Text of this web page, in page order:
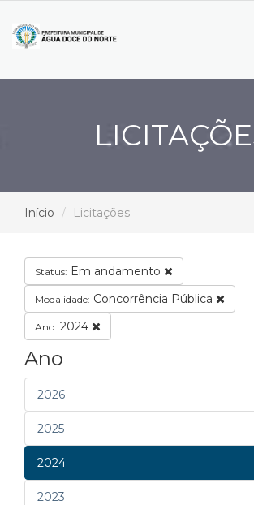
Início Licitações
Status: Em andamento
Modalidade: Concorrência Pública
Ano: 2024
Ano
2026
2025
2024
2023